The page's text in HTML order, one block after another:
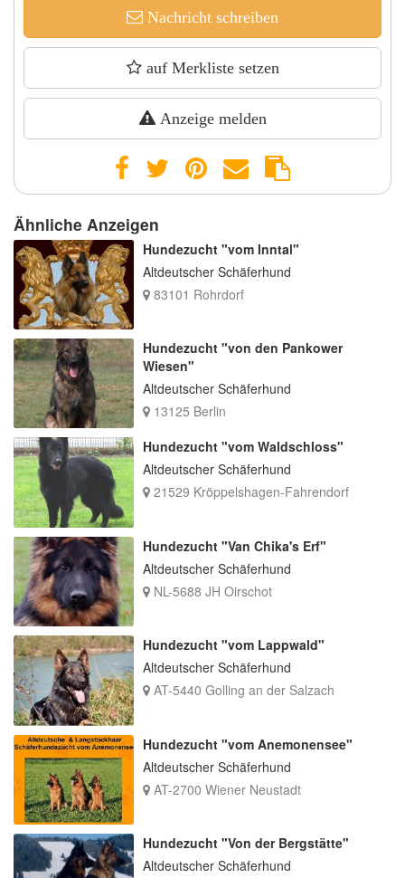
Nachricht schreiben
auf Merkliste setzen
Anzeige melden
Ähnliche Anzeigen
Hundezucht "vom Inntal"
Altdeutscher Schäferhund
83101 Rohrdorf
Hundezucht "von den Pankower
Wiesen"
Altdeutscher Schäferhund
13125 Berlin
Hundezucht "vom Waldschloss"
Altdeutscher Schäferhund
21529 Kröppelshagen-Fahrendorf
Hundezucht "Van Chika's Erf"
Altdeutscher Schäferhund
NL-5688 JH Oirschot
Hundezucht "vom Lappwald"
Altdeutscher Schäferhund
AT-5440 Golling an der Salzach
Hundezucht "vom Anemonensee"
Altdeutscher Schäferhund
AT-2700 Wiener Neustadt
Hundezucht "Von der Bergstätte"
Altdeutscher Schäferhund